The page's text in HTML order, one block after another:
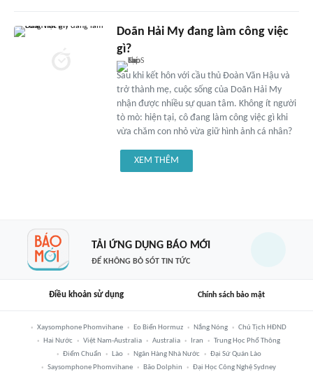
Doãn Hải My đang làm công việc
gì?
Sau khi kết hôn với cầu thủ Đoàn Văn Hậu và
trở thành mẹ, cuộc sống của Doãn Hải My
nhận được nhiều sự quan tâm. Không ít người
tò mò: hiện tại, cô đang làm công việc gì khi
vừa chăm con nhỏ vừa giữ hình ảnh cá nhân?
XEM THÊM
TẢI ỨNG DỤNG BÁO MỚI
ĐỂ KHÔNG BỎ SÓT TIN TỨC
Điều khoản sử dụng Chính sách bảo mật
Xaysomphone Phomvihane Eo Biển Hormuz Nắng Nóng
Chủ Tịch HĐND
Hai Nước
Việt Nam-Australia Australia Iran
Trung Học Phổ Thông
Điểm Chuẩn
Lào Ngân Hàng Nhà Nước
Đại Sứ Quán Lào
Saysomphone Phomvihane
Bão Dolphin Đại Học Công Nghệ Sydney